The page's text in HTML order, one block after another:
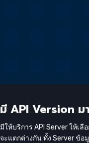
มี API Version ม
มีให้บริการ API Server ให้เ
จะแตกต่างกัน ทั้ง Server ข้อ